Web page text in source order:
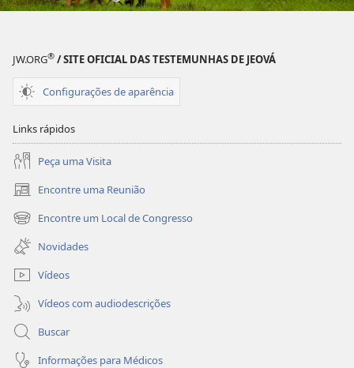
JW.ORG® / SITE OFICIAL DAS TESTEMUNHAS DE JEOVÁ
Configurações de aparência
Links rápidos
Peça uma Visita
Encontre uma Reunião
(abre
nova
janela)
Encontre um Local de Congresso
(abre
nova
janela)
Novidades
Vídeos
Vídeos com audiodescrições
Buscar
Informações para Médicos